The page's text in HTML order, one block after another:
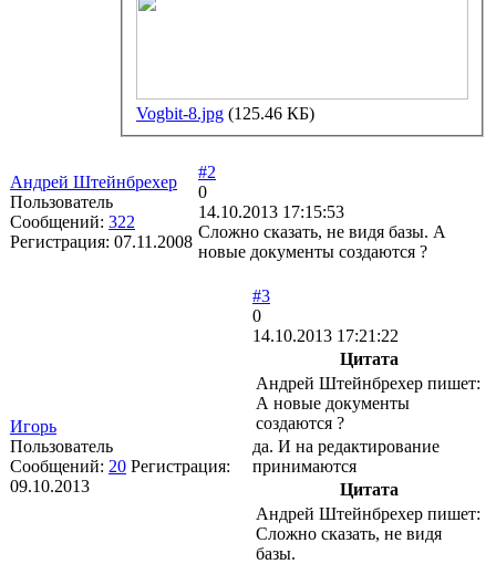
Vogbit-8.jpg (125.46 КБ)
Андрей Штейнбрехер
Пользователь
Сообщений: 322
Регистрация: 07.11.2008
#2
0
14.10.2013 17:15:53
Сложно сказать, не видя базы. А
новые документы создаются ?
Игорь
Пользователь
Сообщений: 20 Регистрация:
09.10.2013
#3
0
14.10.2013 17:21:22
Цитата
Андрей Штейнбрехер пишет:
А новые документы
создаются ?
да. И на редактирование
принимаются
Цитата
Андрей Штейнбрехер пишет:
Сложно сказать, не видя
базы.